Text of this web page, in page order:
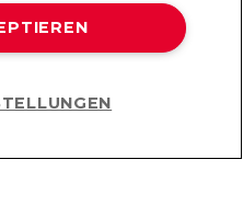
AG. Alle Rechte vorbehalten